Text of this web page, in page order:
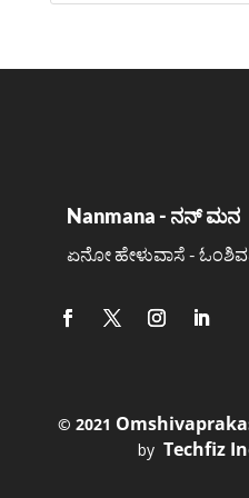
Nanmana - ನನ್ ಮನ
ಏನೋ ಹೇಳುವಾಸೆ -
©️ 2021
by Techfiz